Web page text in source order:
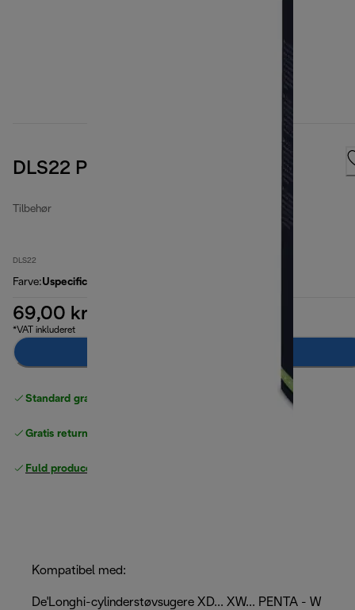
DLS22 Paper filter bags
Tilbehør
DLS22
Farve:Uspecificeret
69,00 kr.
*VAT inkluderet
Standard gratis levering
Gratis returneringer
Fuld producentgaranti
Kompatibel med:
De'Longhi-cylinderstøvsugere XD... XW... PENTA - W